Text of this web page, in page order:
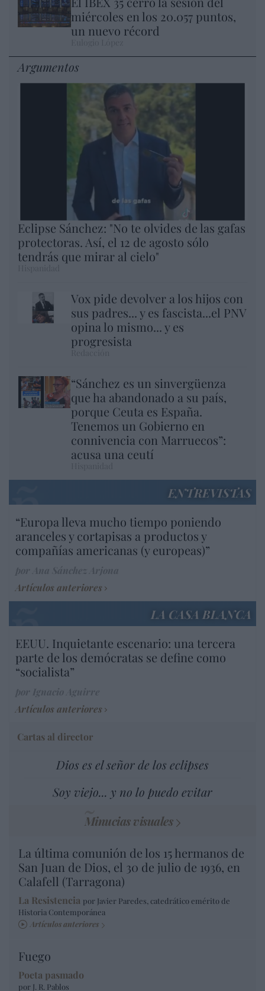
miércoles en los 20.057 puntos,
un nuevo récord
Argumentos
Eclipse Sánchez: "No te olvides de las gafas
protectoras. Así, el 12 de agosto sólo
tendrás que mirar al cielo"
Vox pide devolver a los hijos con
sus padres... y es fascista...el PNV
opina lo mismo... y es
progresista
“Sánchez es un sinvergüenza
que ha abandonado a su país,
porque Ceuta es España.
Tenemos un Gobierno en
connivencia con Marruecos”:
acusa una ceutí
ENTREVISTAS
“Europa lleva mucho tiempo poniendo
aranceles y cortapisas a productos y
compañías americanas (y europeas)”
Artículos anteriores
LA CASA BLANCA
EEUU. Inquietante escenario: una tercera
parte de los demócratas se define como
“socialista”
Artículos anteriores
Cartas al director
Dios es el señor de los eclipses
Soy viejo... y no lo puedo evitar
Minucias visuales
La última comunión de los 15 hermanos de
San Juan de Dios, el 30 de julio de 1936, en
Calafell (Tarragona)
La Resistencia por Javier Paredes, catedrático emérito de
Historia Contemporánea
Artículos anteriores
Fuego
Poeta pasmado
por J. R. Pablos